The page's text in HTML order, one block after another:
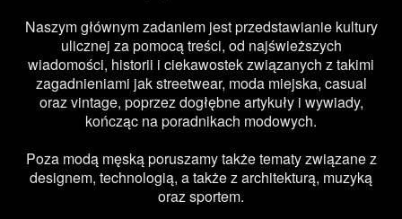
Naszym głównym zadaniem jest przedstawianie kultury
ulicznej za pomocą treści, od najświeższych
wiadomości, historii i ciekawostek związanych z takimi
zagadnieniami jak streetwear, moda miejska, casual
oraz vintage, poprzez dogłębne artykuły i wywiady,
kończąc na poradnikach modowych.
Poza modą męską poruszamy także tematy związane z
designem, technologią, a także z architekturą, muzyką
oraz sportem.